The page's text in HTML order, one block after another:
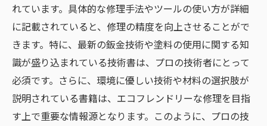
れています。具体的な修理手法やツールの使い方が詳細
に記載されていると、修理の精度を向上させることがで
きます。特に、最新の鈑金技術や塗料の使用に関する知
識が盛り込まれている技術書は、プロの技術者にとって
必須です。さらに、環境に優しい技術や材料の選択肢が
説明されている書籍は、エコフレンドリーな修理を目指
す上で重要な情報源となります。このように、プロの技